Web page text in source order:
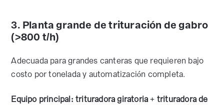
3. Planta grande de trituración de gabro
(>800 t/h)
Adecuada para grandes canteras que requieren bajo
costo por tonelada y automatización completa.
Equipo principal: trituradora giratoria + trituradora de